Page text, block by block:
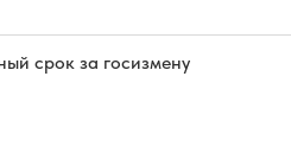
срок за госизмену